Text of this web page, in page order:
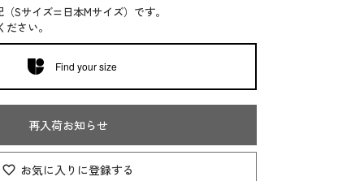
Sサイズ=日本Mサイズ）です。
さい。
Find your size
再入荷お知らせ
お気に入りに登録する